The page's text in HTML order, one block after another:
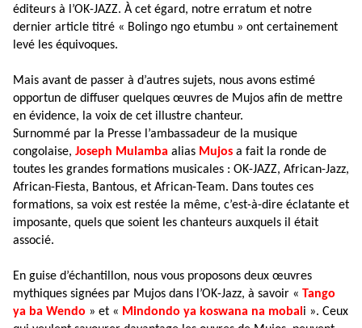
éditeurs à l’OK-JAZZ. À cet égard, notre erratum et notre
dernier article titré « Bolingo ngo etumbu » ont certainement
levé les équivoques.
Mais avant de passer à d’autres sujets, nous avons estimé
opportun de diffuser quelques œuvres de Mujos afin de mettre
en évidence, la voix de cet illustre chanteur.
Surnommé par la Presse l’ambassadeur de la musique
congolaise, Joseph Mulamba alias Mujos a fait la ronde de
toutes les grandes formations musicales : OK-JAZZ, African-Jazz,
African-Fiesta, Bantous, et African-Team. Dans toutes ces
formations, sa voix est restée la même, c’est-à-dire éclatante et
imposante, quels que soient les chanteurs auxquels il était
associé.
En guise d’échantillon, nous vous proposons deux œuvres
mythiques signées par Mujos dans l’OK-Jazz, à savoir « Tango
ya ba Wendo » et « Mindondo ya koswana na mobal i ». Ceux